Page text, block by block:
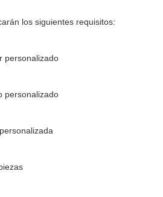
los siguientes requisitos:
personalizado
personalizado